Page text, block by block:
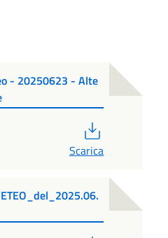
- 20250623 - Alte
Scarica